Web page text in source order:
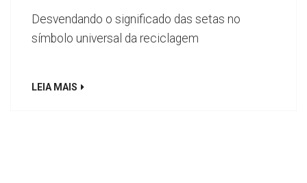
Desvendando o significado das setas no
símbolo universal da reciclagem
LEIA MAIS